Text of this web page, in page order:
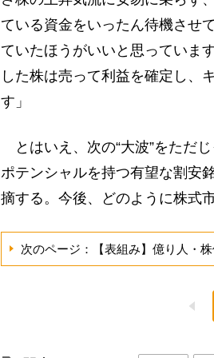
ている資金をいったん待機させ
ていたほうがいいと思っていま
した株は売って利益を確定し、
す」
とはいえ、次の“大波”をただ
ポテンシャルを持つ有望な割安
摘する。今後、どのように株式
次のページ：【表組み】億り人・